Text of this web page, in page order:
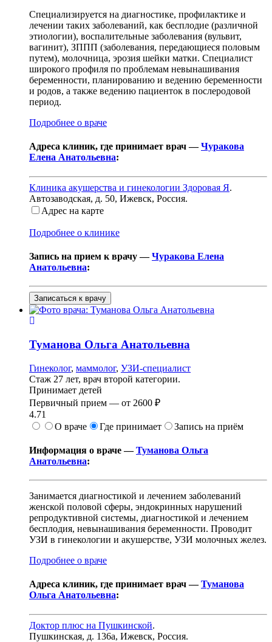
Специализируется на диагностике, профилактике и
лечении таких заболеваний, как бесплодие (различной
этиологии), воспалительные заболевания (вульвит,
вагинит), ЗППП (заболевания, передающиеся половым
путем), молочница, эрозия шейки матки. Специалист
широкого профиля по проблемам невынашивания
беременности, планированию и ведению беременности
и родов, а также ведению пациенток в послеродовой
период.
Подробнее о враче
Адреса клиник, где принимает врач —Чуракова
Елена Анатольевна:
Клиника акушерства и гинекологии Здоровая Я.
Автозаводская, д. 50, Ижевск, Россия.
Адрес на карте
Подробнее о клинике
Запись на прием к врачу —Чуракова Елена
Анатольевна:
Записаться к врачу
Туманова Ольга Анатольевна
Гинеколог, маммолог, УЗИ-специалист
Стаж 27 лет, врач второй категории.
Принимает детей
Первичный прием — от 2600 ₽
4.71
О враче
Где принимает Запись на приём
Информация о враче —Туманова Ольга
Анатольевна:
Занимается диагностикой и лечением заболеваний
женской половой сферы, эндокринных нарушений
репродуктивной системы, диагностикой и лечением
бесплодия, невынашивания беременности. Проводит
УЗИ в гинекологии и акушерстве, УЗИ молочных желез.
Подробнее о враче
Адреса клиник, где принимает врач —Туманова
Ольга Анатольевна:
Доктор плюс на Пушкинской.
Пушкинская, д. 136а, Ижевск, Россия.